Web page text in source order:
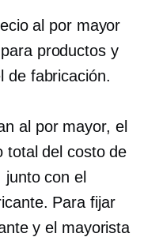
al por mayor
para productos y
de fabricación.
al por mayor, el
total del costo de
con el
Para fijar
y el mayorista